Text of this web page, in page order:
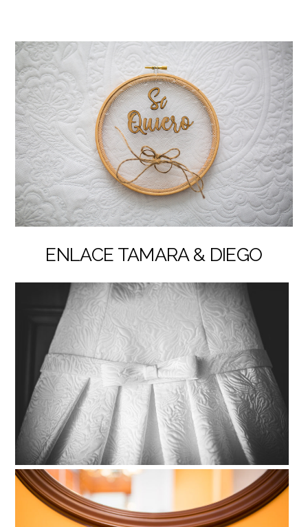
ENLACE TAMARA & DIEGO